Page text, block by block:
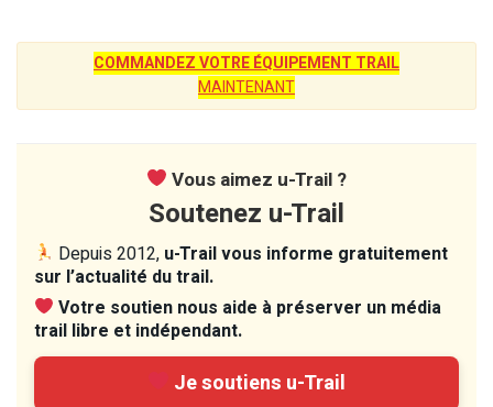
COMMANDEZ VOTRE ÉQUIPEMENT TRAIL
MAINTENANT
Vous aimez u-Trail ?
Soutenez u-Trail
Depuis 2012, u-Trail vous informe gratuitement
sur l’actualité du trail.
Votre soutien nous aide à préserver un média
trail libre et indépendant.
Je soutiens u-Trail